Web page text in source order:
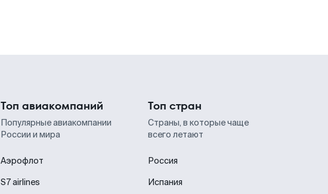
Топ авиакомпаний
Популярные авиакомпании
России и мира
Аэрофлот
S7 airlines
Топ стран
Страны, в которые чаще
всего летают
Россия
Испания